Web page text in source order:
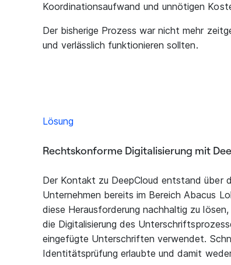
Koordinationsaufwand und unnötigen
Der bisherige Prozess war nicht mehr
und verlässlich funktionieren sollten.
Lösung
Rechtskonforme Digitalisierung mit
Der Kontakt zu DeepCloud entstand über
Unternehmen bereits im Bereich Abacus
diese Herausforderung nachhaltig zu
die Digitalisierung des
eingefügte Unterschriften verwendet.
Identitätsprüfung erlaubte und damit